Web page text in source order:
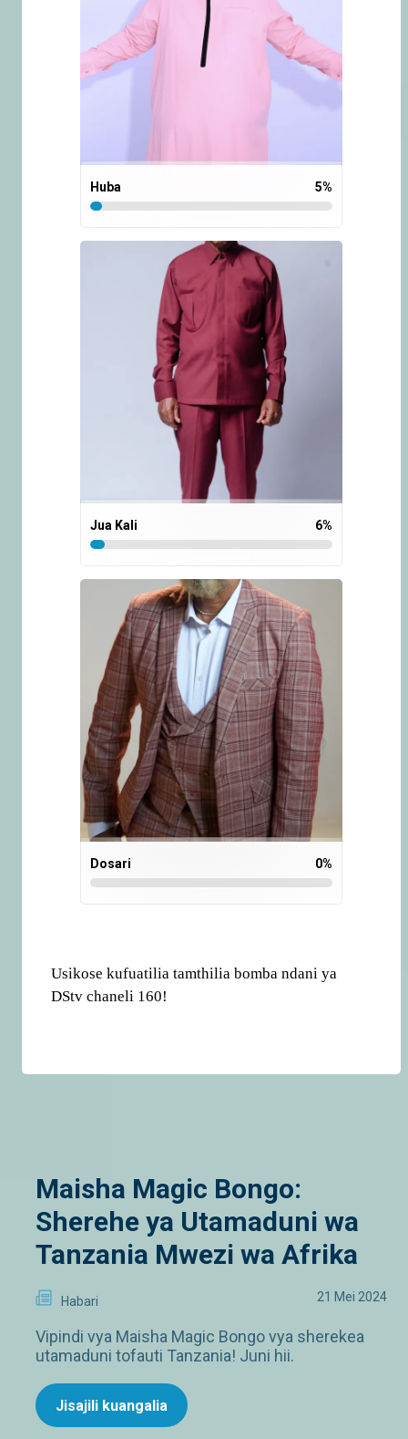
Huba 5%
Jua Kali 6%
Dosari 0%
Usikose kufuatilia tamthilia bomba ndani ya
DStv chaneli 160!
Maisha Magic Bongo:
Sherehe ya Utamaduni wa
Tanzania Mwezi wa Afrika
Habari 21 Mei 2024
Vipindi vya Maisha Magic Bongo vya sherekea
utamaduni tofauti Tanzania! Juni hii.
Jisajili kuangalia